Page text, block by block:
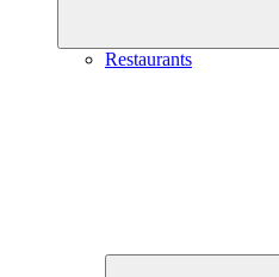
Restaurants